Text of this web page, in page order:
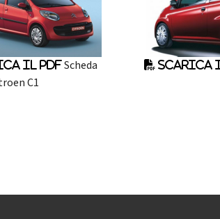
il pdf Scheda
C1
Scarica